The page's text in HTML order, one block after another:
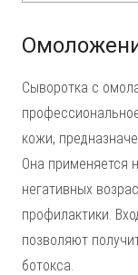
Сыворотка с
кожи,
Она применяется
негативных
профилактики.
позволяют
ботокса.